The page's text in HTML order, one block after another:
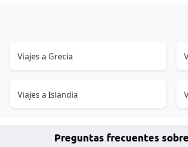
Viajes a Grecia
Viajes a Islandia
Preguntas frecuentes